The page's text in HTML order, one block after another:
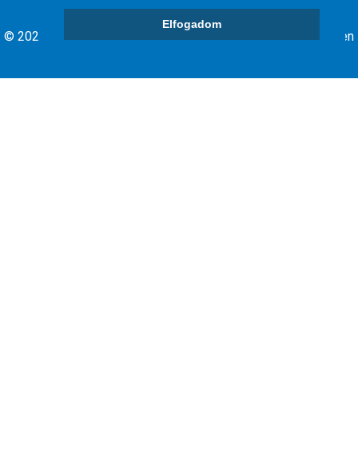
Elfogadom
© 2026 Debrecen Megyei jogú Város Önkormányzata - Minden